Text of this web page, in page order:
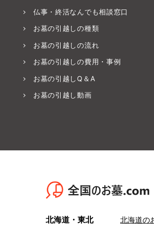
仏事・終活なんでも相談窓口
お墓の引越しの種類
お墓の引越しの流れ
お墓の引越しの費用・事例
お墓の引越しQ＆A
お墓の引越し動画
北海道・東北 北海道の